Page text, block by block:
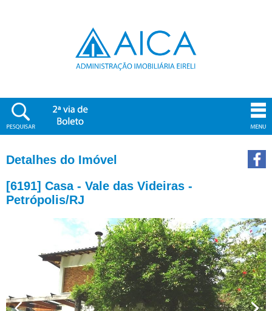
Detalhes do Imóvel
[6191] Casa - Vale das Videiras -
Petrópolis/RJ